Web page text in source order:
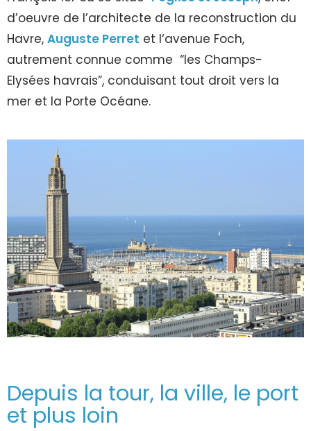
d’oeuvre de l’architecte de la reconstruction du
Havre, Auguste Perret et l‘avenue Foch,
autrement connue comme “les Champs-
Elysées havrais”, conduisant tout droit vers la
mer et la Porte Océane.
Depuis la tour, la ville, le port
et plus loin